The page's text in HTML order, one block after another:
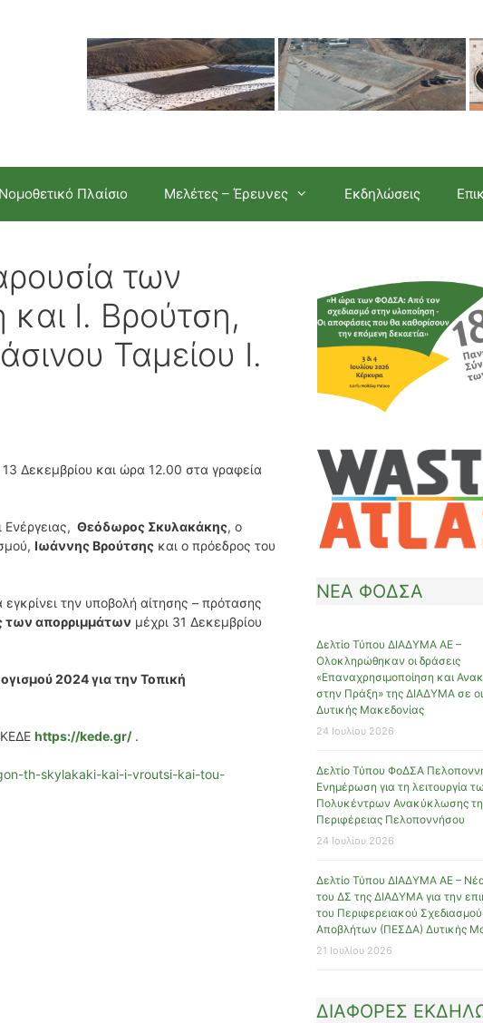
Νομοθετικό Πλαίσιο Μελέτες – Έρευνες Εκδηλώσεις
των
Ι. Βρούτση,
Ταμείου Ι.
13 Δεκεμβρίου και ώρα 12.00 στα γραφεία
Θεόδωρος Σκυλακάκης, ο
Ιωάννης Βρούτσης και ο πρόεδρος του
την υποβολή αίτησης – πρότασης
των απορριμμάτων μέχρι 31 Δεκεμβρίου
2024 για την Τοπική
https://kede.gr/.
th-skylakaki-kai-i-vroutsi-kai-tou-
ΝΕΑ ΦΟΔΣΑ
Δελτίο Τύπου ΔΙΑΔΥΜΑ ΑΕ –
Ολοκληρώθηκαν οι δράσεις
«Επαναχρησιμοποίηση και
στην Πράξη» της ΔΙΑΔΥΜΑ σε
Δυτικής Μακεδονίας
24 Ιουλίου 2026
Δελτίο Τύπου ΦοΔΣΑ
Ενημέρωση για τη λειτουργία
Πολυκέντρων Ανακύκλωσης
Περιφέρειας Πελοποννήσου
24 Ιουλίου 2026
Δελτίο Τύπου ΔΙΑΔΥΜΑ ΑΕ –
του ΔΣ της ΔΙΑΔΥΜΑ για την
του Περιφερειακού Σχεδιασμού
Αποβλήτων (ΠΕΣΔΑ) Δυτικής
21 Ιουλίου 2026
ΔΙΑΦΟΡΕΣ